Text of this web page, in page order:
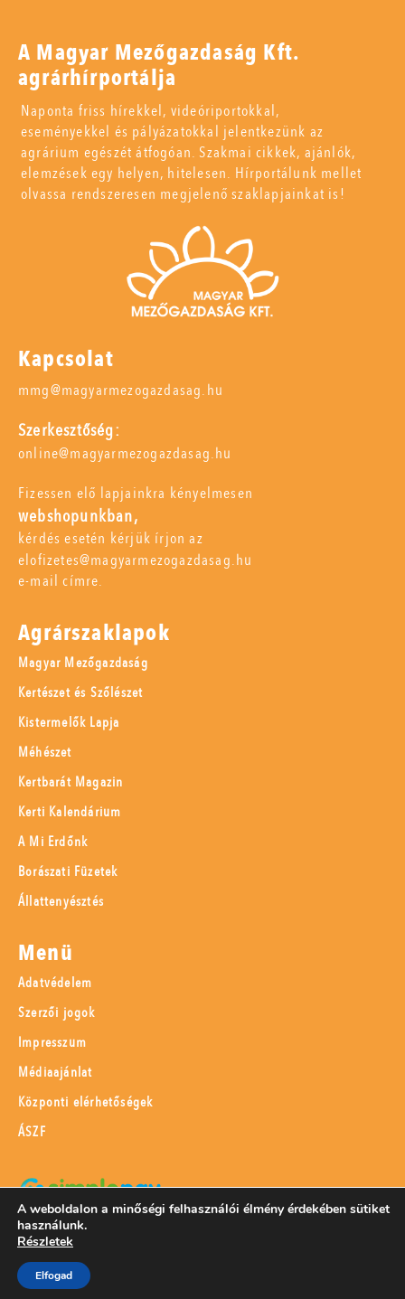
A Magyar Mezőgazdaság Kft.
agrárhírportálja
Naponta friss hírekkel, videóriportokkal,
eseményekkel és pályázatokkal jelentkezünk az
agrárium egészét átfogóan. Szakmai cikkek, ajánlók,
elemzések egy helyen, hitelesen. Hírportálunk mellet
olvassa rendszeresen megjelenő szaklapjainkat is!
Kapcsolat
mmg@magyarmezogazdasag.hu
Szerkesztőség:
online@magyarmezogazdasag.hu
Fizessen elő lapjainkra kényelmesen
webshopunkban,
kérdés esetén kérjük írjon az
elofizetes@magyarmezogazdasag.hu
e-mail címre.
Agrárszaklapok
Magyar Mezőgazdaság
Kertészet és Szőlészet
Kistermelők Lapja
Méhészet
Kertbarát Magazin
Kerti Kalendárium
A Mi Erdőnk
Borászati Füzetek
Állattenyésztés
Menü
Adatvédelem
Szerzői jogok
Impresszum
Médiaajánlat
Központi elérhetőségek
ÁSZF
SimplePay adattovábbítási nyilatkozat
A weboldalon a minőségi felhasználói élmény érdekében sütiket
használunk.
Részletek
Elfogad